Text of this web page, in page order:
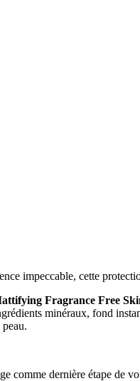
impeccable, cette
Fragrance Free
minéraux, fond
comme dernière étape de